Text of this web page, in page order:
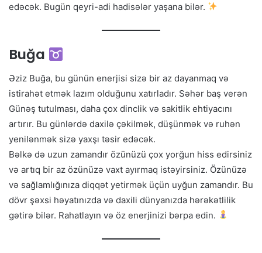
edəcək. Bugün qeyri-adi hadisələr yaşana bilər.
Buğa
Əziz Buğa, bu günün enerjisi sizə bir az dayanmaq və
istirahət etmək lazım olduğunu xatırladır. Səhər baş verən
Günəş tutulması, daha çox dinclik və sakitlik ehtiyacını
artırır. Bu günlərdə daxilə çəkilmək, düşünmək və ruhən
yenilənmək sizə yaxşı təsir edəcək.
Bəlkə də uzun zamandır özünüzü çox yorğun hiss edirsiniz
və artıq bir az özünüzə vaxt ayırmaq istəyirsiniz. Özünüzə
və sağlamlığınıza diqqət yetirmək üçün uyğun zamandır. Bu
dövr şəxsi həyatınızda və daxili dünyanızda hərəkətlilik
gətirə bilər. Rahatlayın və öz enerjinizi bərpa edin.